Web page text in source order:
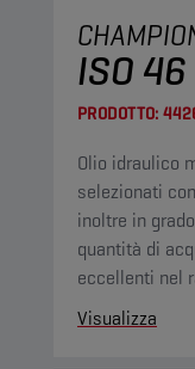
ISO 46
PRODOTTO:
Olio idraulico
selezionati
inoltre in
quantità di
eccellenti nel
Visualizza